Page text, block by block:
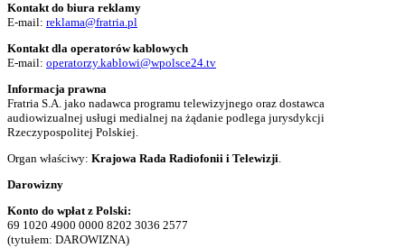
Kontakt do biura reklamy
E-mail: reklama@fratria.pl
Kontakt dla operatorów kablowych
E-mail: operatorzy.kablowi@wpolsce24.tv
Informacja prawna
Fratria S.A. jako nadawca programu telewizyjnego oraz dostawca
audiowizualnej usługi medialnej na żądanie podlega jurysdykcji
Rzeczypospolitej Polskiej.
Organ właściwy: Krajowa Rada Radiofonii i Telewizji.
Darowizny
Konto do wpłat z Polski:
69 1020 4900 0000 8202 3036 2577
(tytułem: DAROWIZNA)